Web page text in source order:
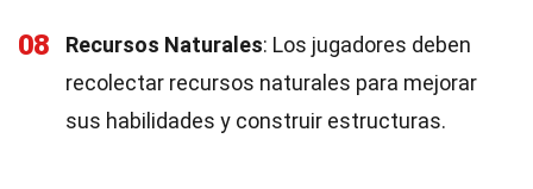
08 Recursos Naturales: Los jugadores deben
recolectar recursos naturales para mejorar
sus habilidades y construir estructuras.